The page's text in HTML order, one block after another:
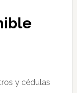
y cédulas